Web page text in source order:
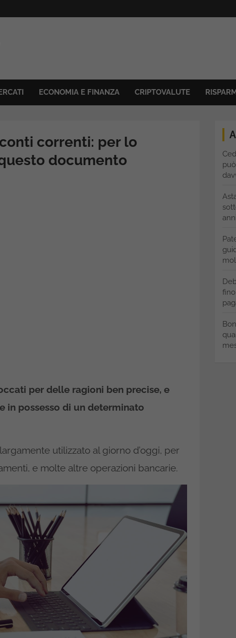
ECONOMIA E FINANZA CRIPTOVALUTE
correnti: per lo
documento
per delle ragioni ben precise, e
in possesso di un determinato
utilizzato al giorno d’oggi, per
e molte altre operazioni bancarie.
anni